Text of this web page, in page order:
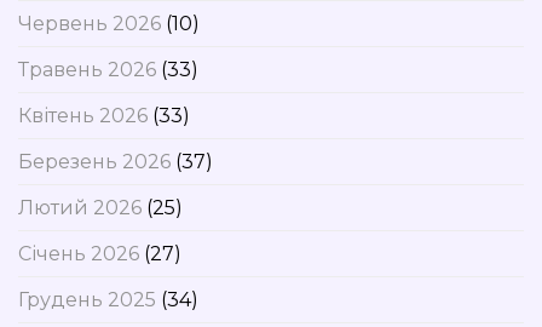
Червень 2026 (10)
Травень 2026 (33)
Квітень 2026 (33)
Березень 2026 (37)
Лютий 2026 (25)
Січень 2026 (27)
Грудень 2025 (34)